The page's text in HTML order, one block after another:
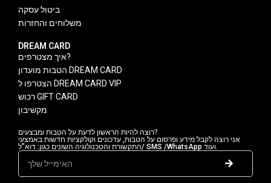
ביטול עסקה
משלוחים והחזרות
DREAM CARD
איך מצטרפים?
הטבות מועדון DREAM CARD
הצטרפו ל DREAM CARD VIP
רכוש GIFT CARD
מקשיבון
רוצה להיות הראשון לדעת על הטבות ומבצעים?
אני רוצה לקבל מידע ופרסום על הטבות, עדכונים וקולקציות חדשות באמצעי
התקשורת והטכנולוגיה השונים כגון: דוא"ל/ SMS /WhatsApp ועוד.